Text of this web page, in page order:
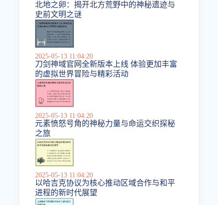
北地之卵：揭开北方荒野中的神秘遗迹与
史前文明之谜
2025-05-13 11:04:20
刀剑神域官网全新版本上线 体验更加丰富
的虚拟世界冒险与精彩活动
2025-05-13 11:04:20
元素愤怒号角的神秘力量与命运交织探秘
之旅
2025-05-13 11:04:20
以哈吉克协议为核心推动区域合作与和平
进程的新时代展望